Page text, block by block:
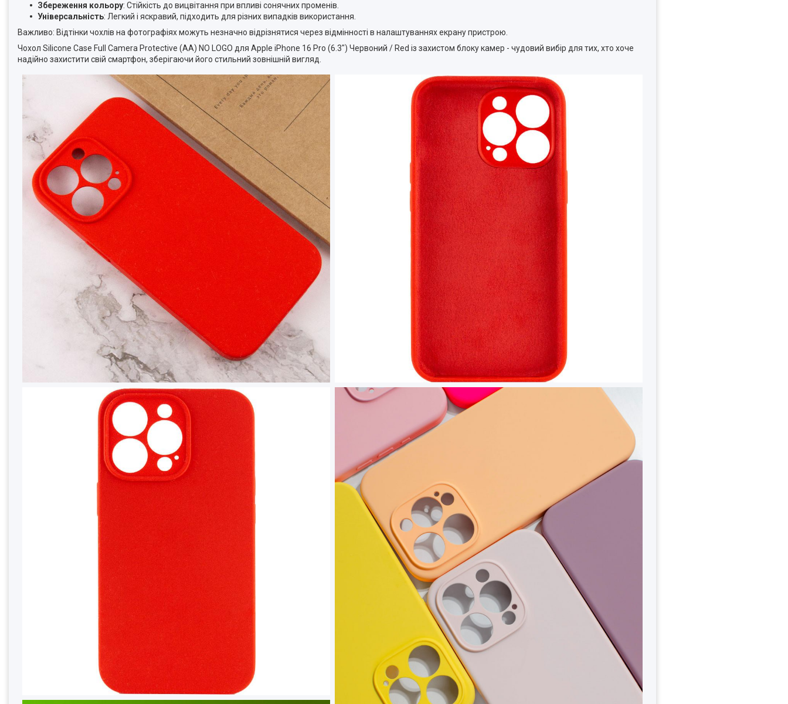
Збереження кольору: Стійкість до вицвітання при впливі сонячних променів.
Універсальність: Легкий і яскравий, підходить для різних випадків використання.
Важливо: Відтінки чохлів на фотографіях можуть незначно відрізнятися через відмінності в налаштуваннях екрану пристрою.
Чохол Silicone Case Full Camera Protective (AA) NO LOGO для Apple iPhone 16 Pro (6.3") Червоний / Red із захистом блоку камер - чудовий вибір для тих, хто хоче
надійно захистити свій смартфон, зберігаючи його стильний зовнішній вигляд.